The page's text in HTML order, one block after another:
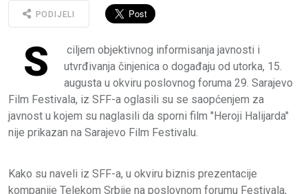
PODIJELI
S
ciljem objektivnog informisanja javnosti i
utvrđivanja činjenica o događaju od utorka, 15.
augusta u okviru poslovnog foruma 29. Sarajevo
Film Festivala, iz SFF-a oglasili su se saopćenjem za
javnost u kojem su naglasili da sporni film "Heroji Halijarda"
nije prikazan na Sarajevo Film Festivalu.
Kako su naveli iz SFF-a, u okviru biznis prezentacije
kompanije Telekom Srbije na poslovnom forumu Festivala,